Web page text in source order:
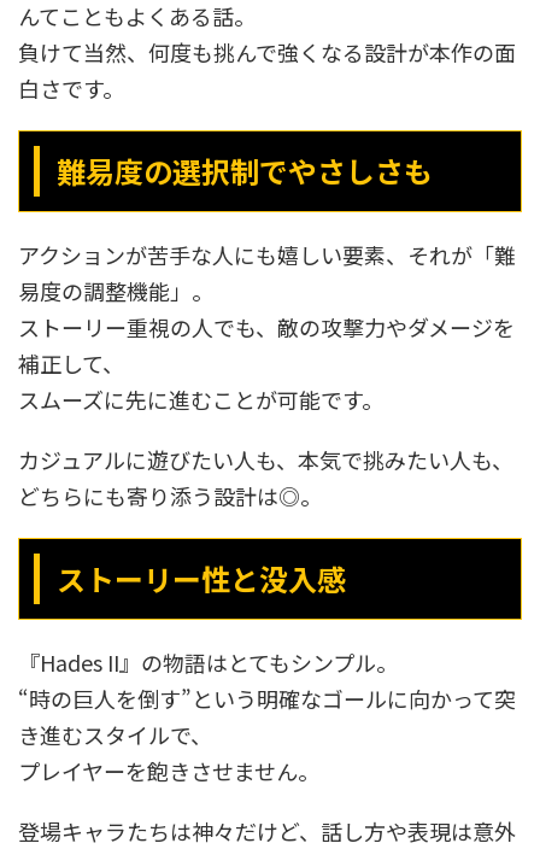
んてこともよくある話。
負けて当然、何度も挑んで強くなる設計が本作の面
白さです。
難易度の選択制でやさしさも
アクションが苦手な人にも嬉しい要素、それが「難
易度の調整機能」。
ストーリー重視の人でも、敵の攻撃力やダメージを
補正して、
スムーズに先に進むことが可能です。
カジュアルに遊びたい人も、本気で挑みたい人も、
どちらにも寄り添う設計は◎。
ストーリー性と没入感
『Hades II』の物語はとてもシンプル。
“時の巨人を倒す”という明確なゴールに向かって突
き進むスタイルで、
プレイヤーを飽きさせません。
登場キャラたちは神々だけど、話し方や表現は意外